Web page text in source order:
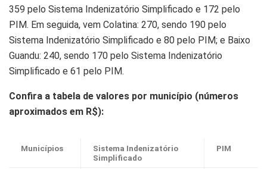
359 pelo Sistema Indenizatório Simplificado e 172 pelo
PIM. Em seguida, vem Colatina: 270, sendo 190 pelo
Sistema Indenizatório Simplificado e 80 pelo PIM; e Baixo
Guandu: 240, sendo 170 pelo Sistema Indenizatório
Simplificado e 61 pelo PIM.
Confira a tabela de valores por município (números
aproximados em R$):
Municípios
Sistema Indenizatório
Simplificado
PIM